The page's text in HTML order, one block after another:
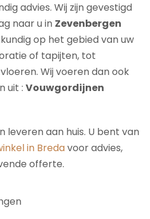
advies. Wij zijn gevestigd
naar u in Zevenbergen
op het gebied van uw
of tapijten, tot
Wij voeren dan ook
uit : Vouwgordijnen
leveren aan huis. U bent van
in Bredavoor advies,
offerte.